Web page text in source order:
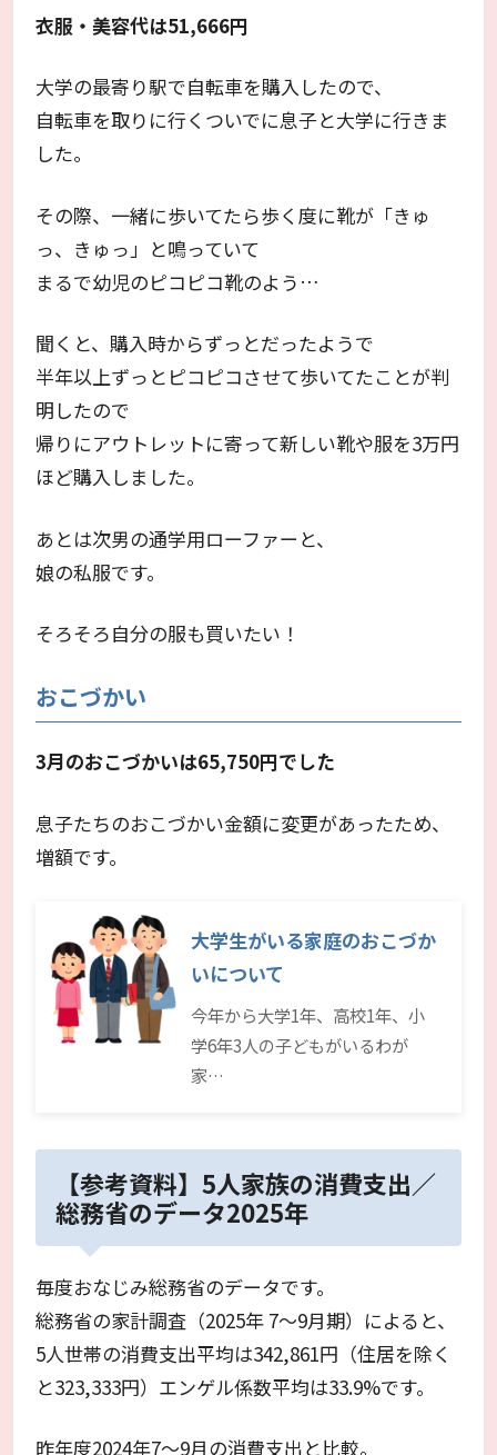
衣服・美容代は51,666円
大学の最寄り駅で自転車を購入したので、
自転車を取りに行くついでに息子と大学に行きま
した。
その際、一緒に歩いてたら歩く度に靴が「きゅ
っ、きゅっ」と鳴っていて
まるで幼児のピコピコ靴のよう…
聞くと、購入時からずっとだったようで
半年以上ずっとピコピコさせて歩いてたことが判
明したので
帰りにアウトレットに寄って新しい靴や服を3万円
ほど購入しました。
あとは次男の通学用ローファーと、
娘の私服です。
そろそろ自分の服も買いたい！
おこづかい
3月のおこづかいは65,750円でした
息子たちのおこづかい金額に変更があったため、
増額です。
大学生がいる家庭のおこづか
いについて
今年から大学1年、高校1年、小
学6年3人の子どもがいるわが
家…
【参考資料】5人家族の消費支出／
総務省のデータ2025年
毎度おなじみ総務省のデータです。
総務省の家計調査（2025年 7～9月期）によると、
5人世帯の消費支出平均は342,861円（住居を除く
と323,333円）エンゲル係数平均は33.9%です。
昨年度2024年7～9月の消費支出と比較。